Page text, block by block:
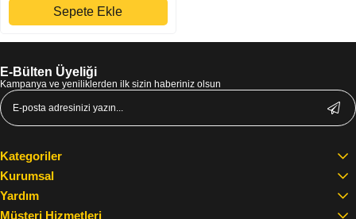
Sepete Ekle
E-Bülten Üyeliği
Kampanya ve yeniliklerden ilk sizin haberiniz olsun
Kategoriler
Kurumsal
Yardım
Müşteri Hizmetleri